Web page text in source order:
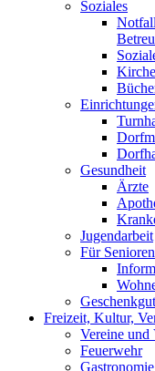
Soziales
Gesundheit
Ärzte
Jugendarbeit
Für Senioren
Freizeit, Kultur,
Vereine und
Feuerwehr